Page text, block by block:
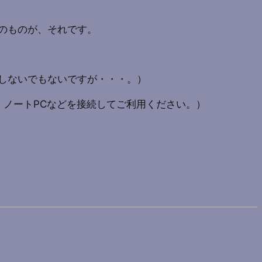
のが、それです。
いでもないですが・・・。）
ートPCなどを接続してご利用ください。）